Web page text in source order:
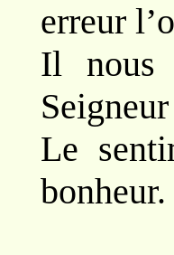
erreur
Il nous
Le
bonheur.